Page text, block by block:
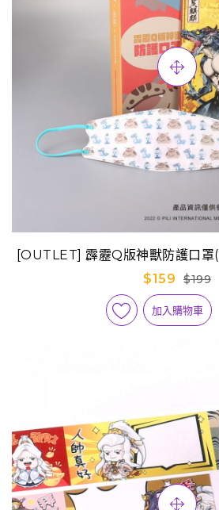
[OUTLET] 霹靂Q版神獸防護口罩(
尾麒麟)
$159 $199
加入購物車